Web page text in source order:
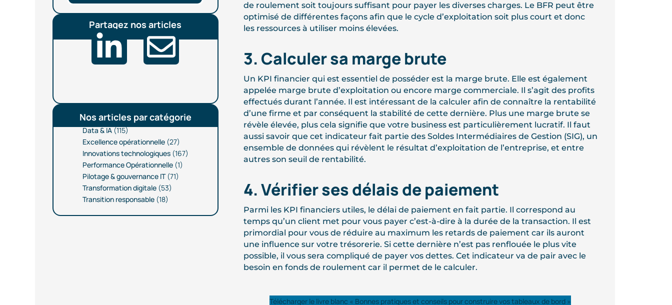
Partagez nos articles
Nos articles par catégorie
Data & IA(115)
Excellence opérationnelle(27)
Innovations technologiques(167)
Performance Opérationnelle(1)
Pilotage & gouvernance IT(71)
Transformation digitale(53)
Transition responsable(18)
de roulement soit toujours suffisant pour payer les diverses charges. Le BFR peut être
optimisé de différentes façons afin que le cycle d’exploitation soit plus court et donc
les ressources à utiliser moins élevées.
3. Calculer sa marge brute
Un KPI financier qui est essentiel de posséder est la marge brute. Elle est également
appelée marge brute d’exploitation ou encore marge commerciale. Il s’agit des profits
effectués durant l’année. Il est intéressant de la calculer afin de connaître la rentabilité
d’une firme et par conséquent la stabilité de cette dernière. Plus une marge brute se
révèle élevée, plus cela signifie que votre business est particulièrement lucratif. Il faut
aussi savoir que cet indicateur fait partie des Soldes Intermédiaires de Gestion (SIG), un
ensemble de données qui révèlent le résultat d’exploitation de l’entreprise, et entre
autres son seuil de rentabilité.
4. Vérifier ses délais de paiement
Parmi les KPI financiers utiles, le délai de paiement en fait partie. Il correspond au
temps qu’un client met pour vous payer c’est-à-dire à la durée de la transaction. Il est
primordial pour vous de réduire au maximum les retards de paiement car ils auront
une influence sur votre trésorerie. Si cette dernière n’est pas renflouée le plus vite
possible, il vous sera compliqué de payer vos dettes. Cet indicateur va de pair avec le
besoin en fonds de roulement car il permet de le calculer.
Télécharger le livre blanc « Bonnes pratiques et conseils pour construire vos tableaux de bord »